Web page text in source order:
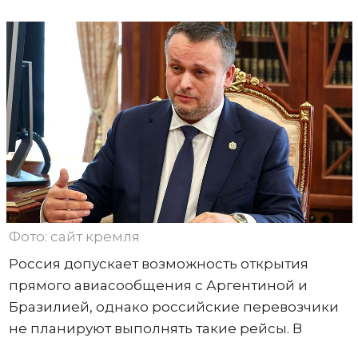
Фото: сайт кремля
Россия допускает возможность открытия
прямого авиасообщения с Аргентиной и
Бразилией, однако российские перевозчики
не планируют выполнять такие рейсы. В